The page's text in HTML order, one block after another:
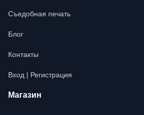
Съедобная печать
Блог
Контакты
Вход | Регистрация
Магазин